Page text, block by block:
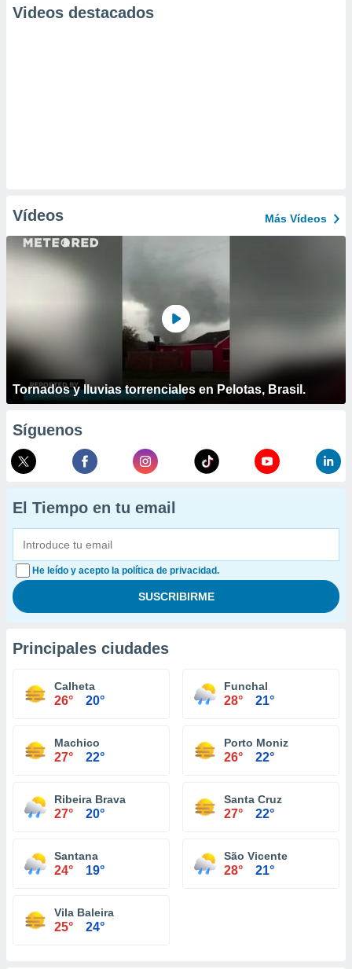
Videos destacados
Vídeos Más Vídeos
Tornados y lluvias torrenciales en Pelotas, Brasil.
Síguenos
El Tiempo en tu email
He leído y acepto la política de privacidad.
Principales ciudades
Calheta
26° 20°
Funchal
28° 21°
Machico
27° 22°
Porto Moniz
26° 22°
Ribeira Brava
27° 20°
Santa Cruz
27° 22°
Santana
24° 19°
São Vicente
28° 21°
Vila Baleira
25° 24°